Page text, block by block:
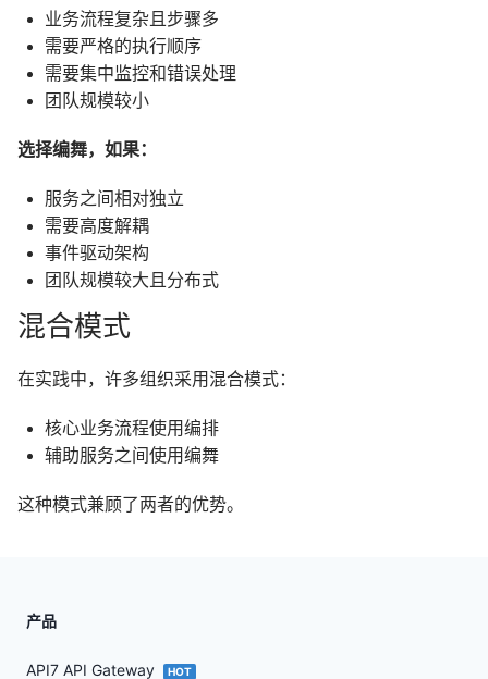
业务流程复杂且步骤多
需要严格的执行顺序
需要集中监控和错误处理
团队规模较小
选择编舞，如果：
服务之间相对独立
需要高度解耦
事件驱动架构
团队规模较大且分布式
混合模式
在实践中，许多组织采用混合模式：
核心业务流程使用编排
辅助服务之间使用编舞
这种模式兼顾了两者的优势。
产品
API7 API Gateway HOT